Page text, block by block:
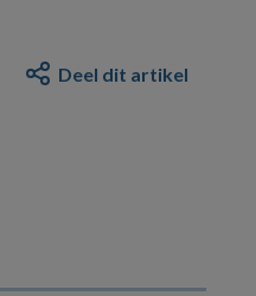
Deel dit artikel